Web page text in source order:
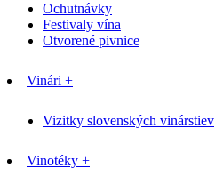
Ochutnávky
Festivaly vína
Otvorené pivnice
Vinári +
Vizitky slovenských vinárstiev
Vinotéky +